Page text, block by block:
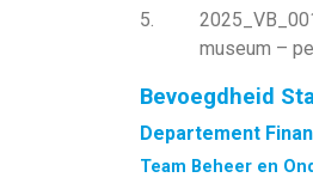
5
museum –
Bevoegdheid
Departement
Team Beheer en